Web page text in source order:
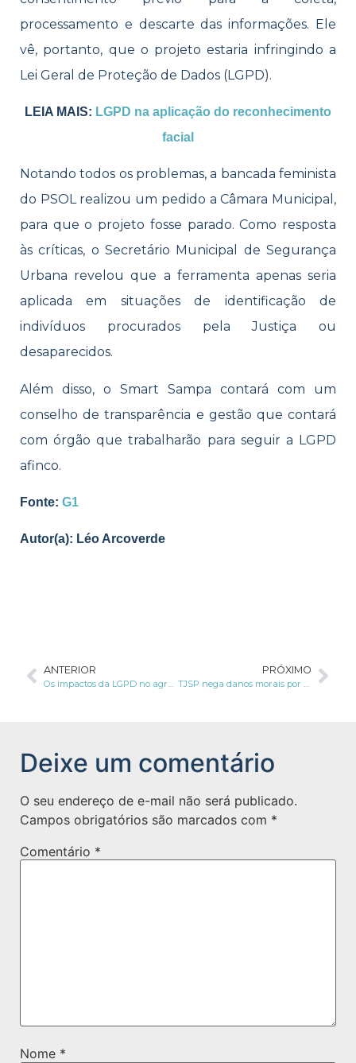
processamento e descarte das informações. Ele
vê, portanto, que o projeto estaria infringindo a
Lei Geral de Proteção de Dados (LGPD).
LEIA MAIS: LGPD na aplicação do reconhecimento
facial
Notando todos os problemas, a bancada feminista
do PSOL realizou um pedido a Câmara Municipal,
para que o projeto fosse parado. Como resposta
às críticas, o Secretário Municipal de Segurança
Urbana revelou que a ferramenta apenas seria
aplicada em situações de identificação de
indivíduos procurados pela Justiça ou
desaparecidos.
Além disso, o Smart Sampa contará com um
conselho de transparência e gestão que contará
com órgão que trabalharão para seguir a LGPD
afinco.
Fonte: G1
Autor(a): Léo Arcoverde
ANTERIOR
Os impactos da LGPD no agronegócio
PRÓXIMO
TJSP nega danos morais por vazamento de dados com base na LGPD
Deixe um comentário
O seu endereço de e-mail não será publicado.
Campos obrigatórios são marcados com *
Comentário *
Nome *